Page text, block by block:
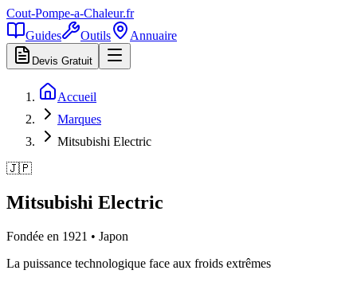
Cout-Pompe-a-Chaleur.fr
Guides
Outils Annuaire
Devis Gratuit
Accueil
Marques
Mitsubishi Electric
🇯🇵
Mitsubishi Electric
Fondée en 1921 • Japon
La puissance technologique face aux froids extrêmes